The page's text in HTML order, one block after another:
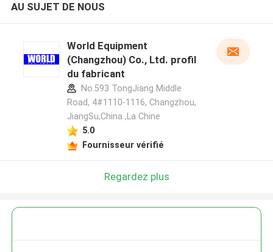
AU SUJET DE NOUS
World Equipment
(Changzhou) Co., Ltd. profil
du fabricant
No.593 TongJiang Middle
Road, 4#1110-1116, Changzhou,
JiangSu,China ,La Chine
5.0
Fournisseur vérifié
Regardez plus